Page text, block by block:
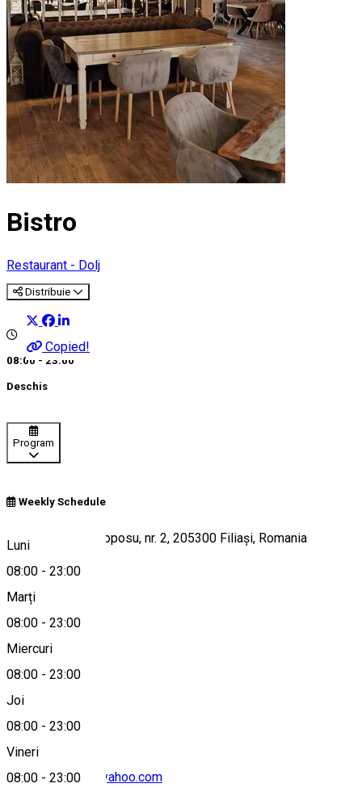
Bistro
Restaurant - Dolj
Distribuie
Copied!
08:00 - 23:00
Deschis
Program
Weekly Schedule
Luni
08:00 - 23:00
Marți
08:00 - 23:00
Miercuri
08:00 - 23:00
Joi
08:00 - 23:00
Vineri
08:00 - 23:00
Strada Corneliu Coposu, nr. 2, 205300 Filiași, Romania
Hartă
ecaterina_rosu@yahoo.com